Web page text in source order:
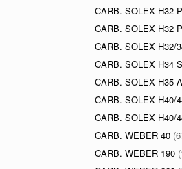
CARB. SOLEX H32
CARB. SOLEX H32
CARB. SOLEX H32/
CARB. SOLEX H34
CARB. SOLEX H35
CARB. SOLEX H40/
CARB. SOLEX H40/
CARB. WEBER 40
CARB. WEBER 190